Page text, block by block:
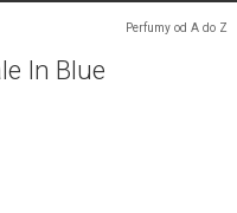
Perfumy od A do Z
In Blue